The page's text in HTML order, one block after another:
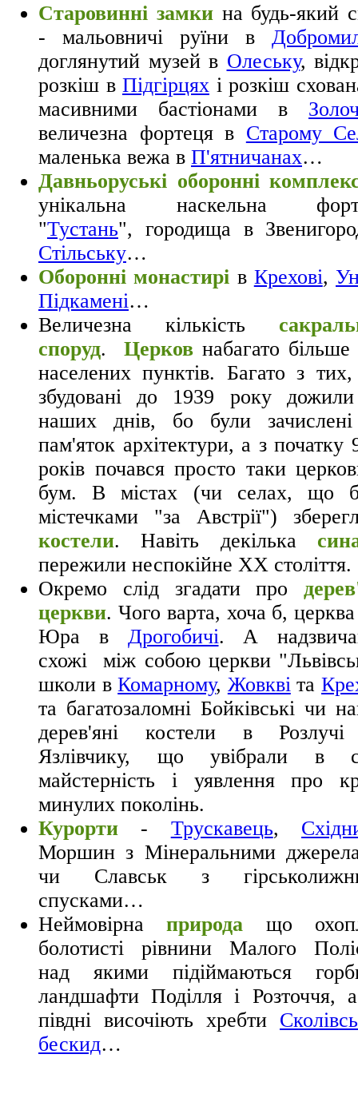
Старовинні замкина будь-який
- мальовничі руїни в
доглянутий музей в Олеську,
розкіш в Підгірцях і розкіш
масивними бастіонами в
величезна фортеця в Старому
маленька вежа в П'ятничанах…
Давньоруські оборонні
унікальна наскельна
"Тустань", городища в
Стільську…
Оборонні монастирі в Крехові,
Підкамені…
Величезна кількість
споруд. Церков набагато
населених пунктів. Багато з
збудовані до 1939 року
наших днів, бо були
пам'яток архітектури, а з початку
років почався просто таки
бум. В містах (чи селах, що
містечками "за Австрії")
костели. Навіть декілька
пережили неспокійне ХХ століття.
Окремо слід згадати про
церкви. Чого варта, хоча б,
Юра в Дрогобичі. А
схожі між собою церкви
школи вКомарному, Жовквіта
та багатозаломні Бойківські чи
дерев'яні костели в
Язлівчику, що увібрали в
майстерність і уявлення про
минулих поколінь.
Курорти
- Трускавець,
Моршин з Мінеральними
чи Славськ з
спусками…
Неймовірнаприрода
що
болотисті рівнини Малого
над якими підіймаються
ландшафти Поділля і Розточчя,
півдні височіють хребти
бескид…